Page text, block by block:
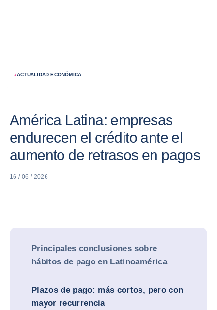
#ACTUALIDAD ECONÓMICA
América Latina: empresas
endurecen el crédito ante el
aumento de retrasos en pagos
16 / 06 / 2026
Principales conclusiones sobre
hábitos de pago en Latinoamérica
Plazos de pago: más cortos, pero con
mayor recurrencia